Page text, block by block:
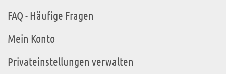
FAQ - Häufige Fragen
Mein Konto
Privateinstellungen verwalten